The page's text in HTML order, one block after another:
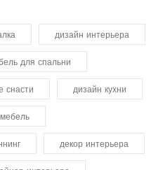
дизайн интерьера
для спальни
снасти дизайн кухни
декор интерьера